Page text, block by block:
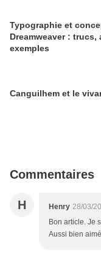
Typographie et
Dreamweaver : trucs,
exemples
Canguilhem et le
Commentaires
H Henry 28/03/
Bon article. Je
Aussi bien